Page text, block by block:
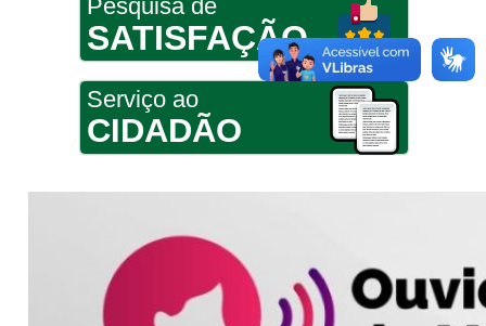
Pesquisa de
SATISFAÇÃO
Serviço ao
CIDADÃO